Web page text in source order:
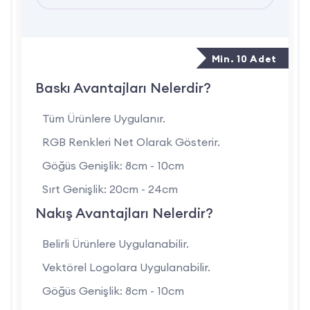
terletmez; aynı zamanda soğuk havalarda vücut ısısını
korumaya yardımcı olur. Ürün, esnekliği sayesinde rahat
Kullanım Alanları:
Üretim alanları
Lojistik firmaları
Teknik servis ekipleri
Kargo ve dağıtım personelleri
Baskı Avantajları Nelerdir?
Tüm Ürünlere Uygulanır.
RGB Renkleri Net Olarak Gösterir.
Göğüs Genişlik: 8cm - 10cm
Sırt Genişlik: 20cm - 24cm
Nakış Avantajları Nelerdir?
Belirli Ürünlere Uygulanabilir.
Vektörel Logolara Uygulanabilir.
Göğüs Genişlik: 8cm - 10cm
Min. 10 Adet